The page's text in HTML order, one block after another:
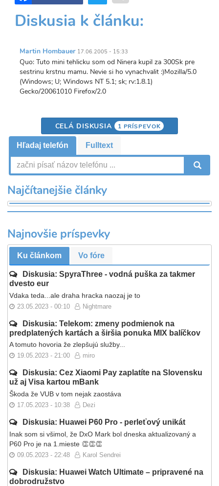
Diskusia k článku:
Martin Hombauer 17.06.2005 - 15:33
Quo: Tuto mini tehlicku som od Ninera kupil za 300Sk pre
sestrinu krstnu mamu. Nevie si ho vynachvalit :)Mozilla/5.0
(Windows; U; Windows NT 5.1; sk; rv:1.8.1)
Gecko/20061010 Firefox/2.0
CELÁ DISKUSIA 1 PRÍSPEVOK
Hľadaj telefón Fulltext
Najčítanejšie články
Najnovšie príspevky
Ku článkom Vo fóre
Diskusia: SpyraThree - vodná puška za takmer
dvesto eur
Vdaka teda...ale draha hracka naozaj je to
23.05.2023 - 00:10 Nightmare
Diskusia: Telekom: zmeny podmienok na
predplatených kartách a širšia ponuka MIX balíčkov
A tomuto hovoria že zlepšujú služby...
19.05.2023 - 21:00 miro
Diskusia: Cez Xiaomi Pay zaplatíte na Slovensku
už aj Visa kartou mBank
Škoda že VUB v tom nejak zaostáva
17.05.2023 - 10:38 Dezi
Diskusia: Huawei P60 Pro - perleťový unikát
Inak som si všimol, že DxO Mark bol dneska aktualizovaný a
P60 Pro je na 1.mieste 👏👏👏
09.05.2023 - 22:48 Karol Sendrei
Diskusia: Huawei Watch Ultimate – pripravené na
dobrodružstvo